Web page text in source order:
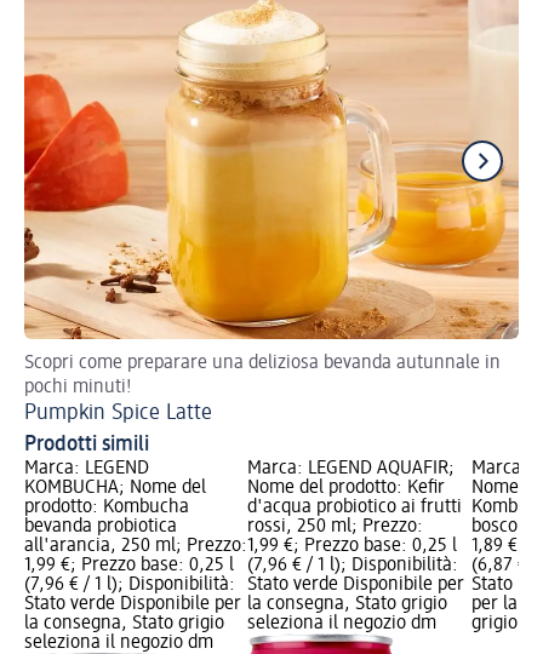
Scopri come preparare una deliziosa bevanda autunnale in
pochi minuti!
Pumpkin Spice Latte
Prodotti simili
Marca: LEGEND
KOMBUCHA; Nome del
prodotto: Kombucha
bevanda probiotica
all'arancia, 250 ml; Prezzo:
1,99 €; Prezzo base: 0,25 l
(7,96 € / 1 l); Disponibilità:
Stato verde Disponibile per
la consegna, Stato grigio
seleziona il negozio dm
Marca: LEGEND AQUAFIR;
Nome del prodotto: Kefir
d'acqua probiotico ai frutti
rossi, 250 ml; Prezzo:
1,99 €; Prezzo base: 0,25 l
(7,96 € / 1 l); Disponibilità:
Stato verde Disponibile per
la consegna, Stato grigio
seleziona il negozio dm
Marca:
Nome
bosco,
1,89 €;
(6,87 €
Stato
per la
grigio